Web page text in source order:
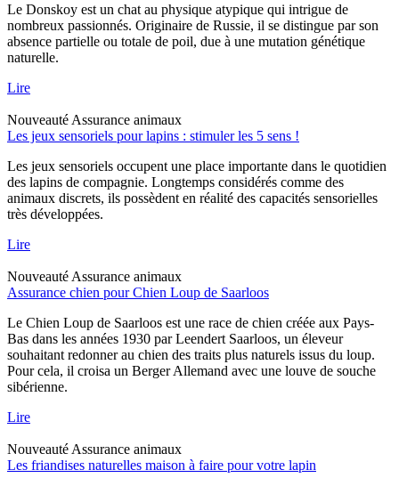
Le Donskoy est un chat au physique atypique qui intrigue de
nombreux passionnés. Originaire de Russie, il se distingue par son
absence partielle ou totale de poil, due à une mutation génétique
naturelle.
Lire
Nouveauté Assurance animaux
Les jeux sensoriels pour lapins : stimuler les 5 sens !
Les jeux sensoriels occupent une place importante dans le quotidien
des lapins de compagnie. Longtemps considérés comme des
animaux discrets, ils possèdent en réalité des capacités sensorielles
très développées.
Lire
Nouveauté Assurance animaux
Assurance chien pour Chien Loup de Saarloos
Le Chien Loup de Saarloos est une race de chien créée aux Pays-
Bas dans les années 1930 par Leendert Saarloos, un éleveur
souhaitant redonner au chien des traits plus naturels issus du loup.
Pour cela, il croisa un Berger Allemand avec une louve de souche
sibérienne.
Lire
Nouveauté Assurance animaux
Les friandises naturelles maison à faire pour votre lapin